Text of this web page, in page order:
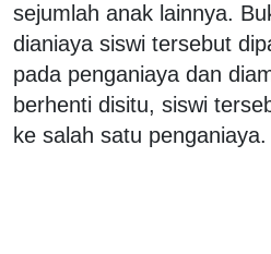
sejumlah anak lainnya.
dianiaya siswi tersebut
pada penganiaya dan
berhenti disitu, siswi
ke salah satu penganiaya.